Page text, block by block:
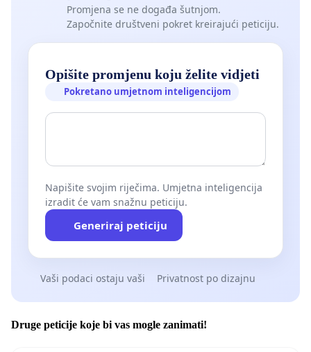
Promjena se ne događa šutnjom.
Započnite društveni pokret kreirajući peticiju.
Opišite promjenu koju želite vidjeti
Pokretano umjetnom inteligencijom
Napišite svojim riječima. Umjetna inteligencija
izradit će vam snažnu peticiju.
Generiraj peticiju
Vaši podaci ostaju vaši Privatnost po dizajnu
Druge peticije koje bi vas mogle zanimati!